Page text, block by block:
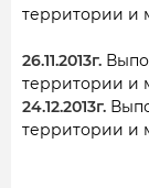
территории и
26.11.2013г.
территории и
24.12.2013г.
территории и